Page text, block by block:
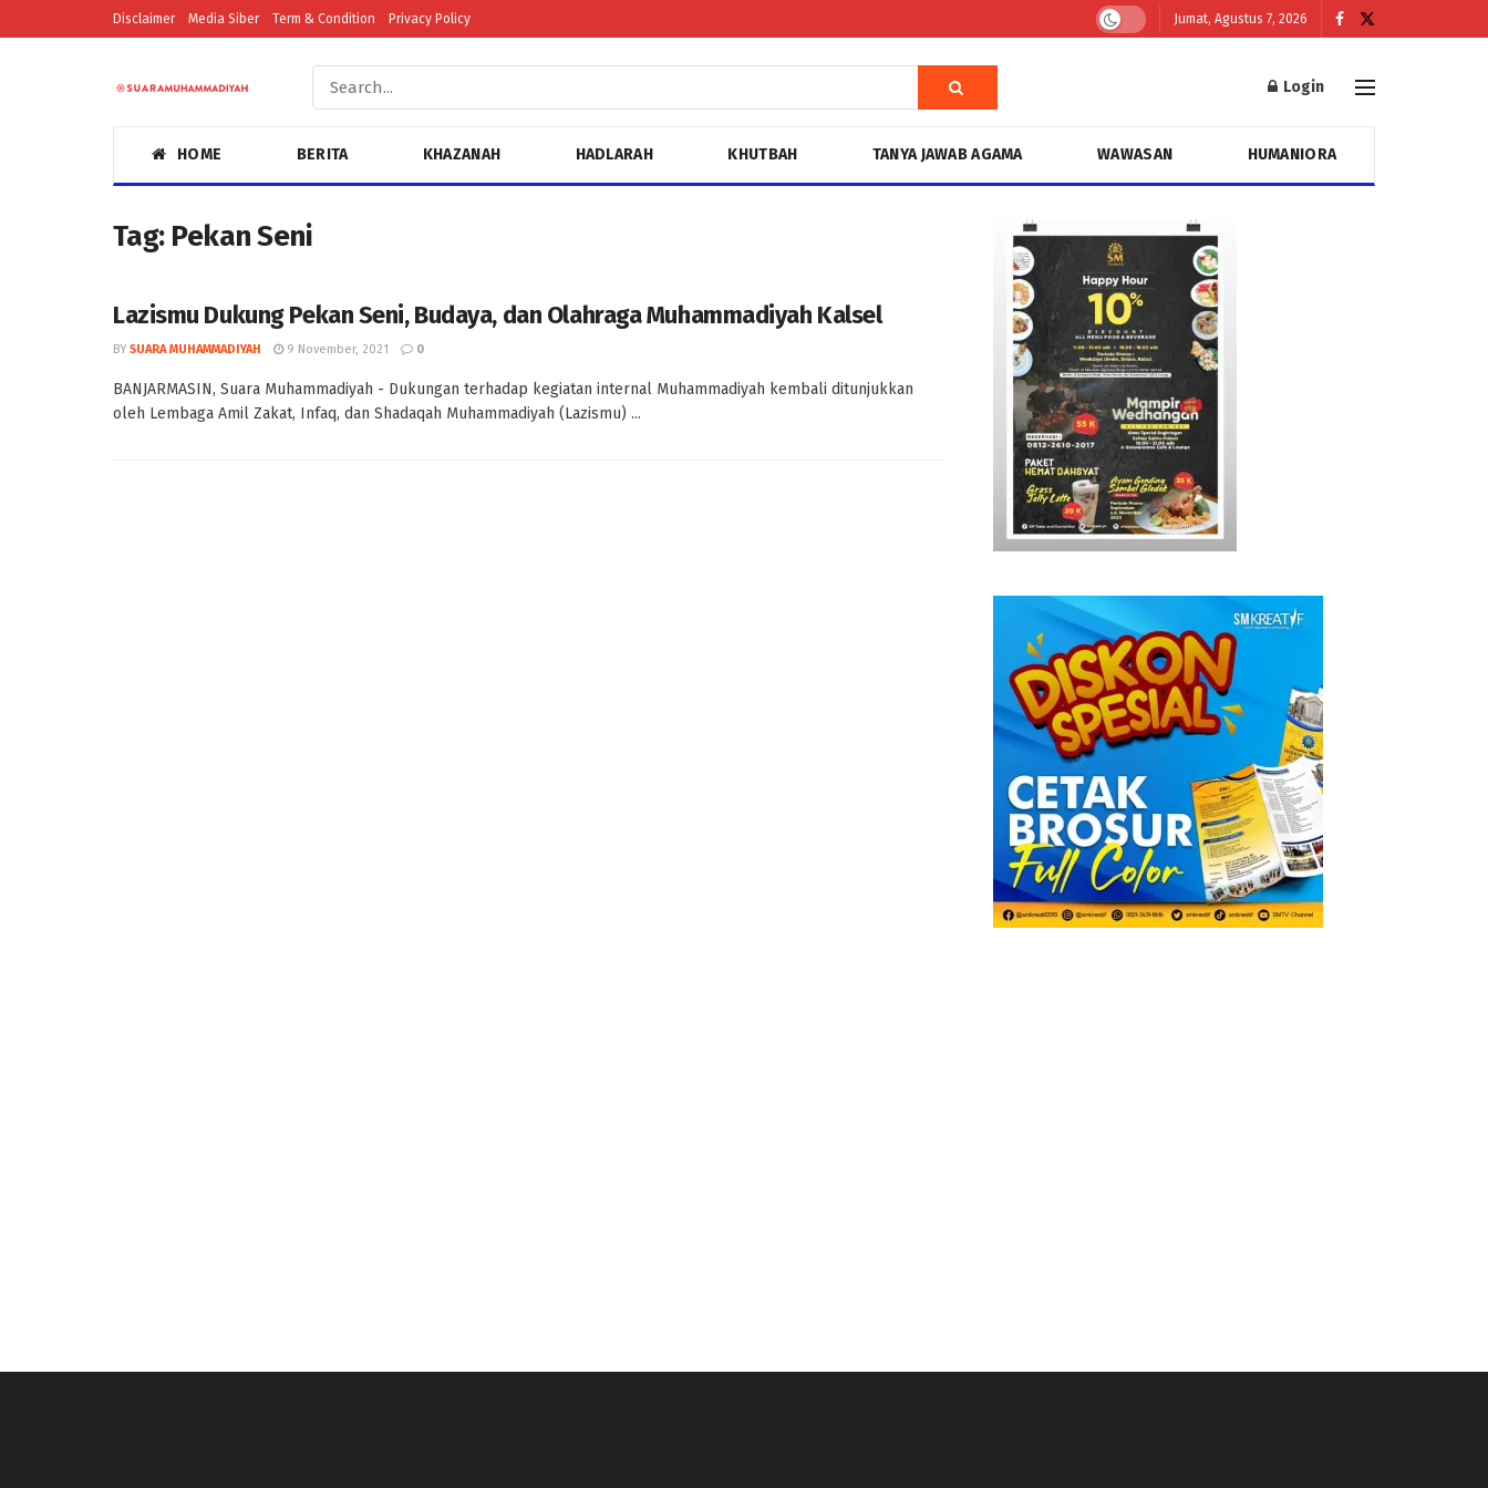
Disclaimer Media Siber Term & Condition Privacy Policy Jumat, Agustus 7, 2026
Login
HOME BERITA KHAZANAH HADLARAH KHUTBAH TANYA JAWAB AGAMA WAWASAN HUMANIORA
Tag: Pekan Seni
Lazismu Dukung Pekan Seni, Budaya, dan Olahraga Muhammadiyah Kalsel
BY SUARA MUHAMMADIYAH 9 November, 2021 0
BANJARMASIN, Suara Muhammadiyah - Dukungan terhadap kegiatan internal Muhammadiyah kembali ditunjukkan
oleh Lembaga Amil Zakat, Infaq, dan Shadaqah Muhammadiyah (Lazismu) ...